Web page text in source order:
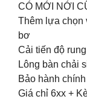
CÓ MỚI NỚI
Thêm lựa chọn
bơ
Cải tiến độ
Lông bàn chải
Bảo hành
Giá chỉ 6xx +